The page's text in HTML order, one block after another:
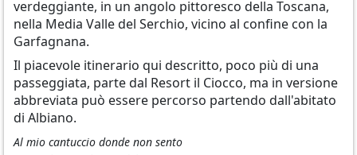
verdeggiante, in un angolo pittoresco della Toscana,
nella Media Valle del Serchio, vicino al confine con la
Garfagnana.
Il piacevole itinerario qui descritto, poco più di una
passeggiata, parte dal Resort il Ciocco, ma in versione
abbreviata può essere percorso partendo dall'abitato
di Albiano.
Al mio cantuccio donde non sento